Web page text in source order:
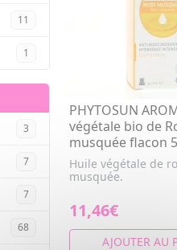
11
1
3
7
7
68
PHYTOSUN
végétale bio de
musquée flacon
Huile végétale de
musquée.
11,46€
AJOUTER AU